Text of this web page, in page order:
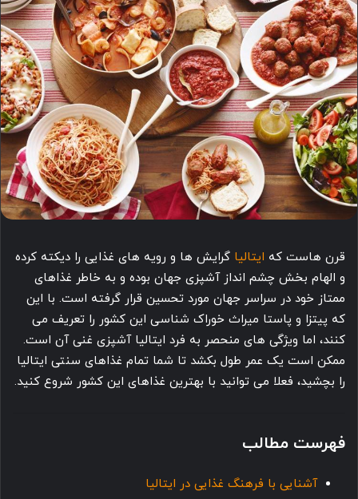
قرن هاست که ایتالیا گرایش ها و رویه های غذایی را دیکته کرده
و الهام بخش چشم انداز آشپزی جهان بوده و به خاطر غذاهای
ممتاز خود در سراسر جهان مورد تحسین قرار گرفته است. با این
که پیتزا و پاستا میراث خوراک شناسی این کشور را تعریف می
کنند، اما ویژگی های منحصر به فرد ایتالیا آشپزی غنی آن است.
ممکن است یک عمر طول بکشد تا شما تمام غذاهای سنتی ایتالیا
را بچشید، فعلا می توانید با بهترین غذاهای این کشور شروع کنید.
فهرست مطالب
آشنایی با فرهنگ غذایی در ایتالیا